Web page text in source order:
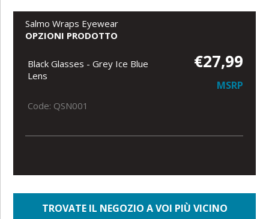
Salmo Wraps Eyewear
OPZIONI PRODOTTO
Black Glasses - Grey Ice Blue
Lens
€27,99
MSRP
Code: QSN001
TROVATE IL NEGOZIO A VOI PIÙ VICINO